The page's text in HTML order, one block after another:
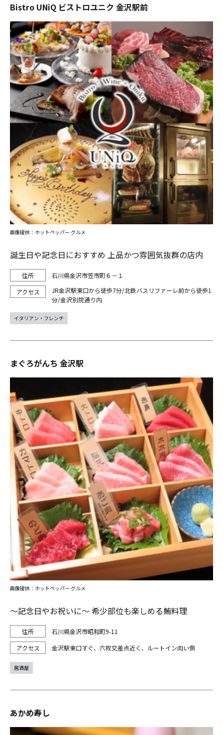
Bistro UNiQ ビストロユニク 金沢駅前
誕生日や記念日におすすめ 上品かつ雰囲気抜群の店内
石川県金沢市笠市町６－１
JR金沢駅東口から徒歩7分/北鉄バスリファーレ前から徒歩1
分/金沢別院通り内
画像提供：ホットペッパー グルメ
イタリアン・フレンチ
まぐろがんち 金沢駅
～記念日やお祝いに～ 希少部位も楽しめる鮪料理
石川県金沢市昭和町9-11
金沢駅東口すぐ、六枚交差点近く、ルートイン向い側
画像提供：ホットペッパー グルメ
居酒屋
あかめ寿し